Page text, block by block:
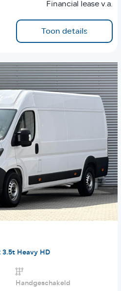
Financial lease v.a.
Toon details
Heavy HD
Handgeschakeld